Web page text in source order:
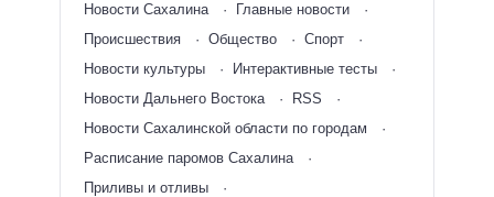
Новости Сахалина
Главные новости
Происшествия
Общество
Спорт
Новости культуры
Интерактивные тесты
Новости Дальнего Востока
RSS
Новости Сахалинской области по городам
Расписание паромов Сахалина
Приливы и отливы